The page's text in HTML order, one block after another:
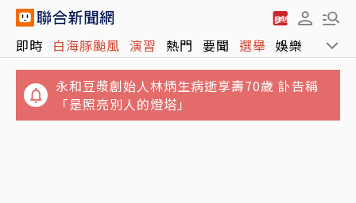
即時 白海豚颱風 演習 熱門 要聞 選舉 娛樂 運動
永和豆漿創始人林炳生病逝享壽70歲 訃告稱
「是照亮別人的燈塔」